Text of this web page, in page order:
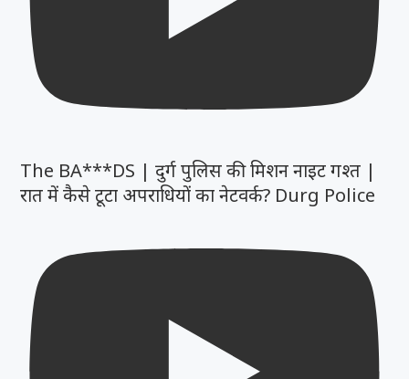
The BA***DS | दुर्ग पुलिस की मिशन नाइट गश्त |
रात में कैसे टूटा अपराधियों का नेटवर्क? Durg Police